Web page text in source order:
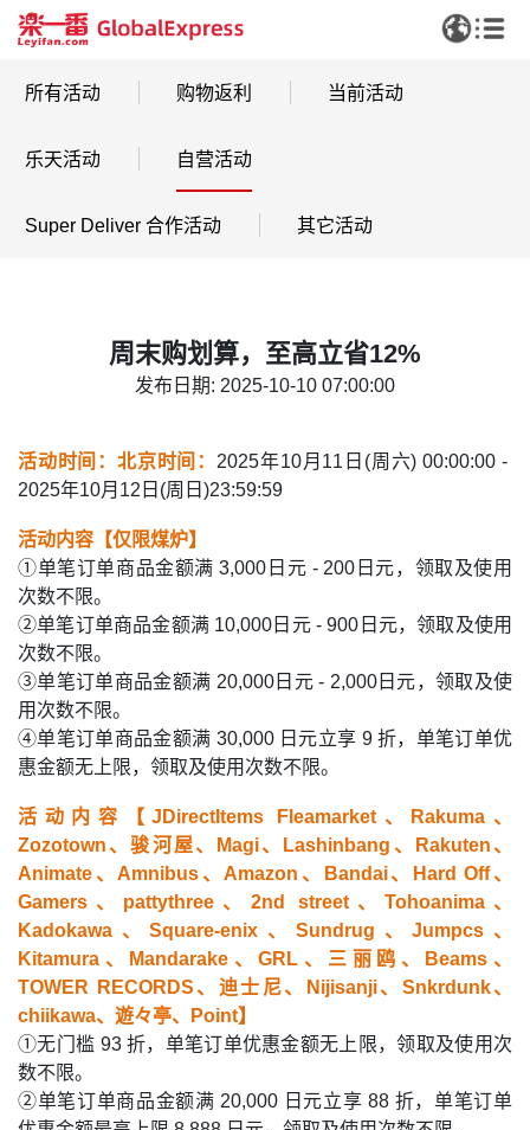
所有活动 购物返利 当前活动
乐天活动 自营活动
Super Deliver 合作活动 其它活动
周末购划算，至高立省12%
发布日期: 2025-10-10 07:00:00
活动时间：北京时间： 2025年10月11日(周六) 00:00:00 -
2025年10月12日(周日)23:59:59
活动内容【仅限煤炉】
①单笔订单商品金额满 3,000日元 - 200日元，领取及使用
次数不限。
②单笔订单商品金额满 10,000日元 - 900日元，领取及使用
次数不限。
③单笔订单商品金额满 20,000日元 - 2,000日元，领取及使
用次数不限。
④单笔订单商品金额满 30,000 日元立享 9 折，单笔订单优
惠金额无上限，领取及使用次数不限。
活动内容【JDirectItems Fleamarket、Rakuma、
Zozotown、骏河屋、Magi、Lashinbang、Rakuten、
Animate、Amnibus、Amazon、Bandai、Hard Off、
Gamers、pattythree、2nd street、Tohoanima、
Kadokawa、Square-enix、Sundrug、Jumpcs、
Kitamura、Mandarake、GRL、三丽鸥、Beams、
TOWER RECORDS、迪士尼、Nijisanji、Snkrdunk、
chiikawa、遊々亭、Point】
①无门槛 93 折，单笔订单优惠金额无上限，领取及使用次
数不限。
②单笔订单商品金额满 20,000 日元立享 88 折，单笔订单